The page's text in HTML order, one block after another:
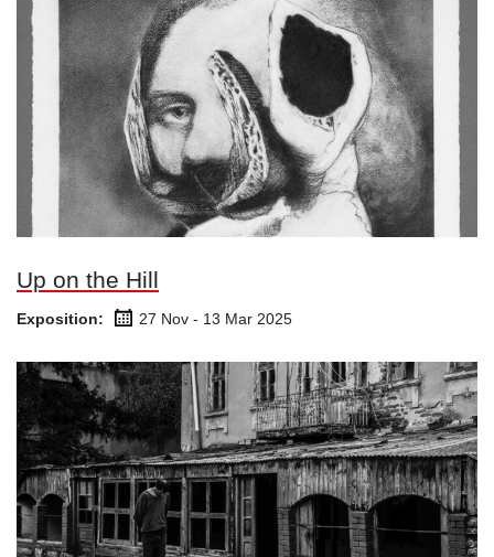
Up on the Hill
Exposition: 27 Nov - 13 Mar 2025